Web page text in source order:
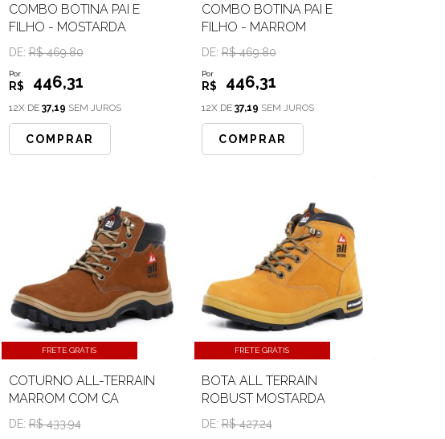
COMBO BOTINA PAI E
FILHO - MOSTARDA
DE:R$ 469.80
Por
R$ 446,31
12X DE 37,19 SEM JUROS
COMPRAR
COMBO BOTINA PAI E
FILHO - MARROM
DE:R$ 469.80
Por
R$ 446,31
12X DE 37,19 SEM JUROS
COMPRAR
FRETE GRÁTIS
COTURNO ALL-TERRAIN
MARROM COM CA
DE:R$ 433.94
FRETE GRÁTIS
BOTA ALL TERRAIN
ROBUST MOSTARDA
DE:R$ 427.24